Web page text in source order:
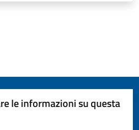
le informazioni su questa